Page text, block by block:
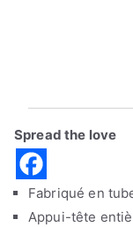
Spread the love
Fabriqué en
Appui-tête